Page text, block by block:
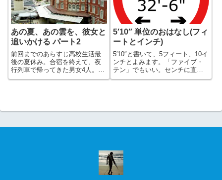
あの夏、あの雲を、彼女と
追いかける パート2
前回までのあらすじ高校生活最
後の夏休み。合宿を終えて、夜
行列車で帰ってきた男女4人。東
京駅に到着列車はいつのまにか
5′10″ 単位のおはなし(フィ
ートとインチ)
5′10″と書いて、5フィート、10イ
ンチとよみます。「ファイブ・
テン」でもいい。センチに直す
と、178センチくらい。こんな長